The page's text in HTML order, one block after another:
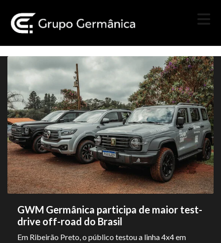
GWM Germânica participa de maior test-
drive off-road do Brasil
Em Ribeirão Preto, o público testou a linha 4x4 em